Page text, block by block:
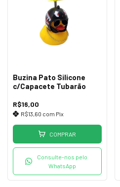
Buzina Pato Silicone
c/Capacete Tubarão
R$16,00
R$13,60 com Pix
COMPRAR
Consulte-nos pelo
WhatsApp